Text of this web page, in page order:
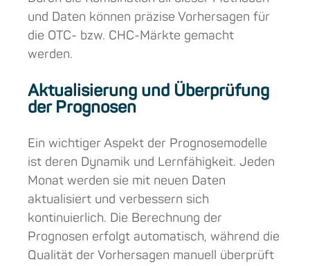
und Daten können präzise Vorhersagen für
die OTC- bzw. CHC-Märkte gemacht
werden.
Aktualisierung und Überprüfung
der Prognosen
Ein wichtiger Aspekt der Prognosemodelle
ist deren Dynamik und Lernfähigkeit. Jeden
Monat werden sie mit neuen Daten
aktualisiert und verbessern sich
kontinuierlich. Die Berechnung der
Prognosen erfolgt automatisch, während die
Qualität der Vorhersagen manuell überprüft